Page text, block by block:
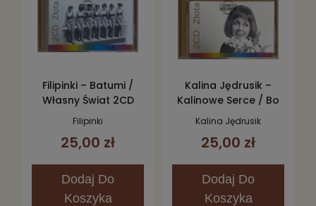
Filipinki – Batumi /
Własny Świat 2CD
Filipinki
25,00 zł
Dodaj Do
Koszyka
Kalina Jędrusik –
Kalinowe Serce / Bo
We Mnie Jest Seks
2CD
Kalina Jędrusik
25,00 zł
Dodaj Do
Koszyka